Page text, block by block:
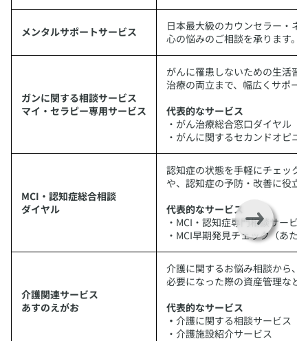
メンタルサポートサービス
日本最大級のカウンセラー・ネ
心の悩みのご相談を承ります。
ガンに関する相談サービス
マイ・セラピー専用サービス
がんに罹患しないための生活習
治療の両立まで、幅広くサポー
代表的なサービス
・がん治療総合窓口ダイヤル
・がんに関するセカンドオピ
MCI・認知症総合相談
ダイヤル
認知症の状態を手軽にチェック
や、認知症の予防・改善に役立
代表的なサービス
・MCI・認知症専門相談サービス
・MCI早期発見チェック（あた
介護関連サービス
あすのえがお
介護に関するお悩み相談から、
必要になった際の資産管理など
代表的なサービス
・ 介護に関する相談サービス（
・介護施設紹介サービス